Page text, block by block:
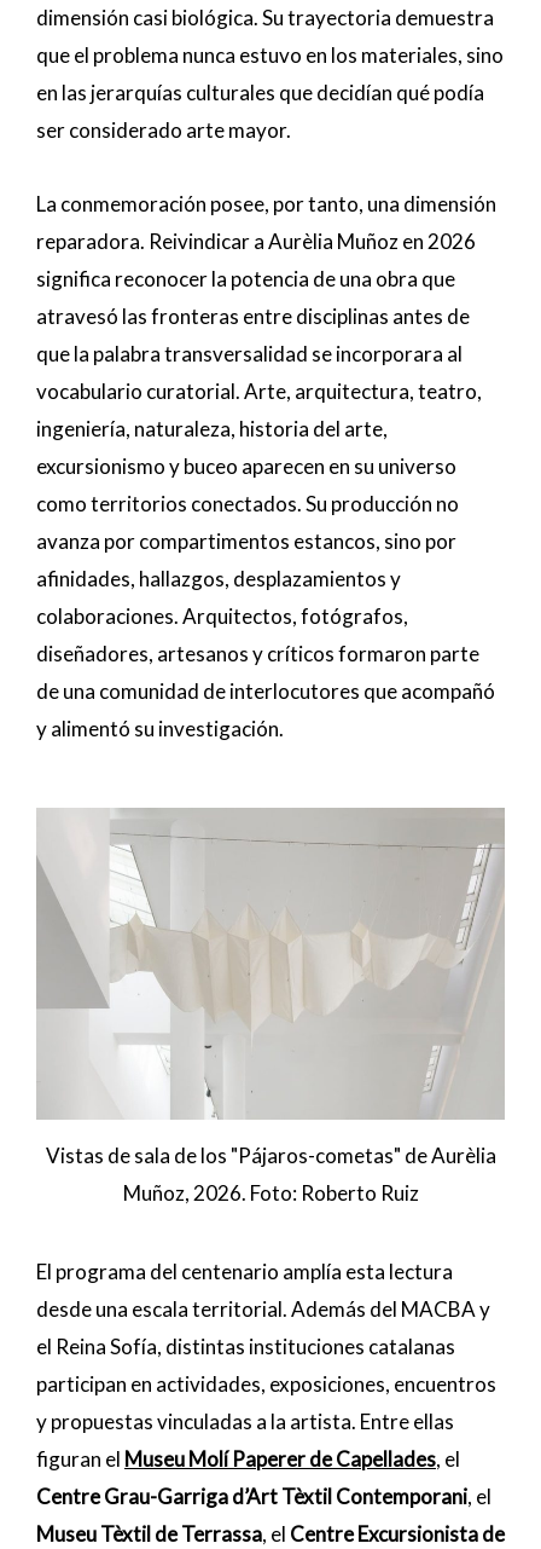
dimensión casi biológica. Su trayectoria demuestra
que el problema nunca estuvo en los materiales, sino
en las jerarquías culturales que decidían qué podía
ser considerado arte mayor.
La conmemoración posee, por tanto, una dimensión
reparadora. Reivindicar a Aurèlia Muñoz en 2026
significa reconocer la potencia de una obra que
atravesó las fronteras entre disciplinas antes de
que la palabra transversalidad se incorporara al
vocabulario curatorial. Arte, arquitectura, teatro,
ingeniería, naturaleza, historia del arte,
excursionismo y buceo aparecen en su universo
como territorios conectados. Su producción no
avanza por compartimentos estancos, sino por
afinidades, hallazgos, desplazamientos y
colaboraciones. Arquitectos, fotógrafos,
diseñadores, artesanos y críticos formaron parte
de una comunidad de interlocutores que acompañó
y alimentó su investigación.
Vistas de sala de los "Pájaros-cometas" de Aurèlia
Muñoz, 2026. Foto: Roberto Ruiz
El programa del centenario amplía esta lectura
desde una escala territorial. Además del MACBA y
el Reina Sofía, distintas instituciones catalanas
participan en actividades, exposiciones, encuentros
y propuestas vinculadas a la artista. Entre ellas
figuran el Museu Molí Paperer de Capellades, el
Centre Grau-Garriga d’Art Tèxtil Contemporani, el
Museu Tèxtil de Terrassa, el Centre Excursionista de